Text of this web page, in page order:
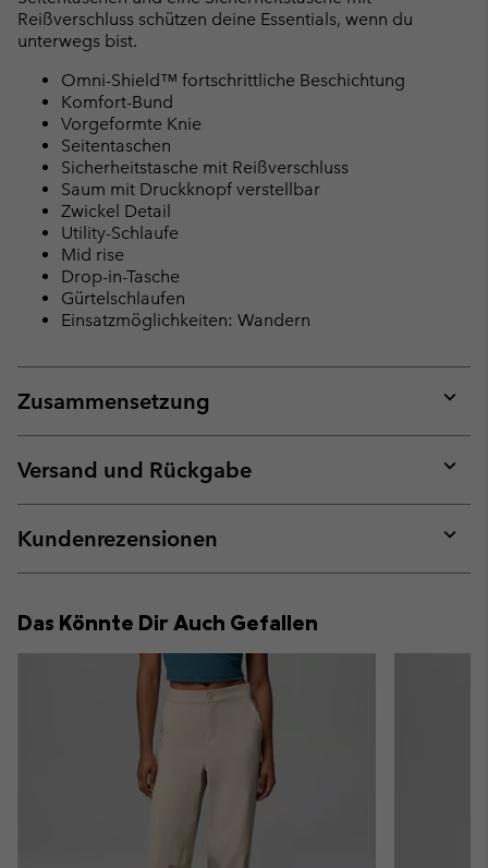
Reißverschluss schützen deine Essentials, wenn du
unterwegs bist.
Omni-Shield™ fortschrittliche Beschichtung
Komfort-Bund
Vorgeformte Knie
Seitentaschen
Sicherheitstasche mit Reißverschluss
Saum mit Druckknopf verstellbar
Zwickel Detail
Utility-Schlaufe
Mid rise
Drop-in-Tasche
Gürtelschlaufen
Einsatzmöglichkeiten: Wandern
Zusammensetzung
or
Versand und Rückgabe
or
Kundenrezensionen
or
Das Könnte Dir Auch Gefallen